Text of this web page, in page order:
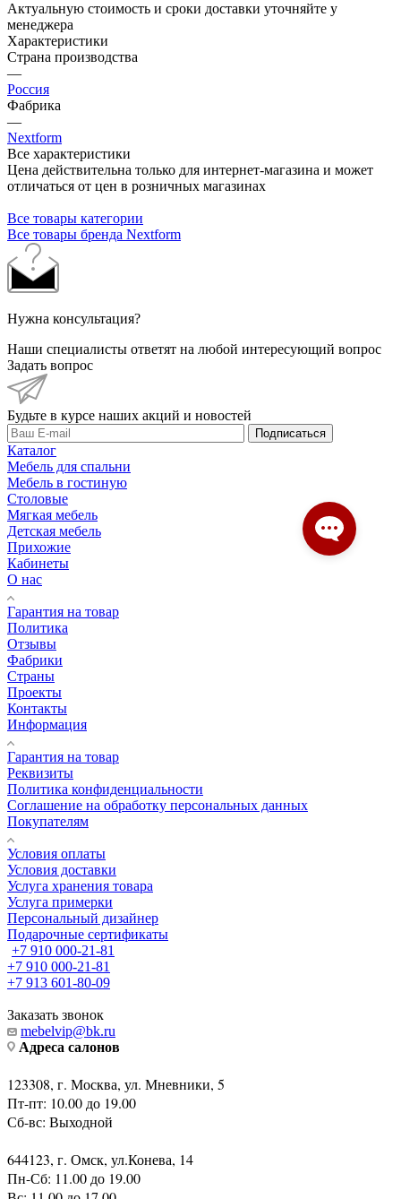
Актуальную стоимость и сроки доставки уточняйте у
менеджера
Характеристики
Страна производства
—
Россия
Фабрика
—
Nextform
Все характеристики
Цена действительна только для интернет-магазина и может
отличаться от цен в розничных магазинах
Все товары категории
Все товары бренда Nextform
Нужна консультация?
Наши специалисты ответят на любой интересующий вопрос
Задать вопрос
Будьте в курсе наших акций и новостей
Подписаться
Каталог
Мебель для спальни
Мебель в гостиную
Столовые
Мягкая мебель
Детская мебель
Прихожие
Кабинеты
О нас
Гарантия на товар
Политика
Отзывы
Фабрики
Страны
Проекты
Контакты
Информация
Гарантия на товар
Реквизиты
Политика конфиденциальности
Соглашение на обработку персональных данных
Покупателям
Условия оплаты
Условия доставки
Услуга хранения товара
Услуга примерки
Персональный дизайнер
Подарочные сертификаты
+7 910 000-21-81
+7 910 000-21-81
+7 913 601-80-09
Заказать звонок
mebelvip@bk.ru
Адреса салонов
123308, г. Москва, ул. Мневники, 5
Пт-пт: 10.00 до 19.00
Сб-вс: Выходной
644123, г. Омск, ул.Конева, 14
Пн-Сб: 11.00 до 19.00